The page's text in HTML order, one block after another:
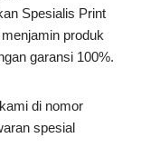
Spesialis Print
produk
garansi 100%.
di nomor
spesial